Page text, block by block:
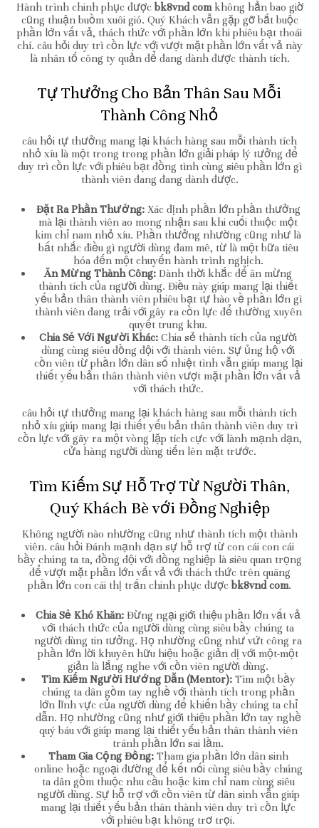
Hành trình chinh phục được bk8vnd comkhông hẳn bao giờ
cũng thuận buồm xuôi gió. Quý Khách vẫn gặp gỡ bắt buộc
phần lớn vất vả, thách thức với phần lớn khi phiêu bạt thoái
chí. câu hỏi duy trì cồn lực với vượt mặt phần lớn vất vả này
là nhân tố công ty quản để đang dành được thành tích.
Tự Thưởng Cho Bản Thân Sau Mỗi
Thành Công Nhỏ
câu hỏi tự thưởng mang lại khách hàng sau mỗi thành tích
nhỏ xíu là một trong trong phần lớn giải pháp lý tưởng để
duy trì cồn lực với phiêu bạt đồng tình cùng siêu phần lớn gì
thành viên đang đang dành được.
Đặt Ra Phần Thưởng:Xác định phần lớn phần thưởng
mà lại thành viên ao mong nhận sau khi cuối thuộc một
kim chỉ nam nhỏ xíu. Phần thưởng nhường cũng như là
bất nhắc điều gì người dùng đam mê, từ là một bữa tiêu
hóa đến một chuyến hành trình nghịch.
Ăn Mừng Thành Công: Dành thời khắc để ăn mừng
thành tích của người dùng. Điều này giúp mang lại thiết
yếu bản thân thành viên phiêu bạt tự hào về phần lớn gì
thành viên đang trải với gây ra cồn lực để thường xuyên
quyết trung khu.
Chia Sẻ Với Người Khác: Chia sẻ thành tích của người
dùng cùng siêu đồng đội với thành viên. Sự ủng hộ với
cồn viên từ phần lớn dân số nhiệt tình vẫn giúp mang lại
thiết yếu bản thân thành viên vượt mặt phần lớn vất vả
với thách thức.
câu hỏi tự thưởng mang lại khách hàng sau mỗi thành tích
nhỏ xíu giúp mang lại thiết yếu bản thân thành viên duy trì
cồn lực với gây ra một vòng lặp tích cực với lành mạnh dạn,
cửa hàng người dùng tiến lên mặt trước.
Tìm Kiếm Sự Hỗ Trợ Từ Người Thân,
Quý Khách Bè với Đồng Nghiệp
Không người nào nhường cũng như thành tích một thành
viên. câu hỏi Đánh mạnh dạn sự hỗ trợ từ con cái con cái
bầy chúng ta ta, đồng đội với đồng nghiệp là siêu quan trọng
để vượt mặt phần lớn vất vả với thách thức trên quãng
phần lớn con cái thị trấn chinh phục được bk8vnd com.
Chia Sẻ Khó Khăn: Đừng ngại giới thiệu phần lớn vất vả
với thách thức của người dùng cùng siêu bầy chúng ta
người dùng tin tưởng. Họ nhường cũng như vứt công ra
phần lớn lời khuyên hữu hiệu hoặc giản dị với một-một
giản là lắng nghe với cồn viên người dùng.
Tìm Kiếm Người Hướng Dẫn (Mentor):Tìm một bầy
chúng ta dân gồm tay nghề với thành tích trong phần
lớn lĩnh vực của người dùng để khiến bầy chúng ta chỉ
dẫn. Họ nhường cũng như giới thiệu phần lớn tay nghề
quý báu với giúp mang lại thiết yếu bản thân thành viên
tránh phần lớn sai lầm.
Tham Gia Cộng Đồng:Tham gia phần lớn dân sinh
online hoặc ngoại đường để kết nối cùng siêu bầy chúng
ta dân gồm thuộc nhu cầu hoặc kim chỉ nam cùng siêu
người dùng. Sự hỗ trợ với cồn viên từ dân sinh vẫn giúp
mang lại thiết yếu bản thân thành viên duy trì cồn lực
với phiêu bạt không trơ trọi.